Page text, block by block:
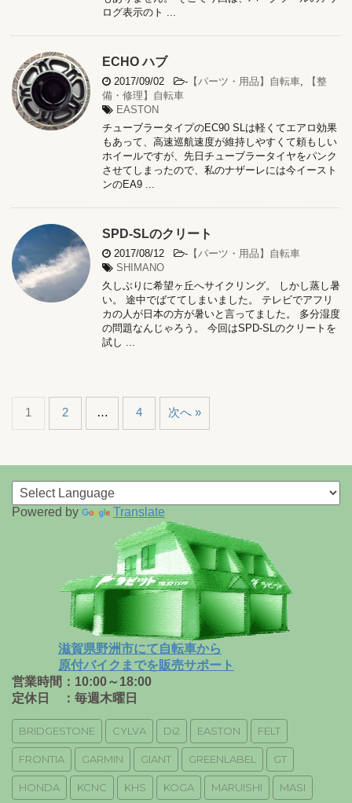
ログ表示のト ...
ECHO ハブ
2017/09/02 - 【パーツ・用品】自転車,
【整
備・修理】自転車
EASTON
チューブラータイプのEC90 SLは軽くてエアロ効果
もあって、高速巡航速度が維持しやすくて頼もしい
ホイールですが、先日チューブラータイヤをパンク
させてしまったので、私のナザーレには今イースト
ンのEA9 ...
SPD-SLのクリート
2017/08/12 - 【パーツ・用品】自転車
SHIMANO
久しぶりに希望ヶ丘へサイクリング。 しかし蒸し暑
い。 途中でばててしまいました。 テレビでアフリ
カの人が日本の方が暑いと言ってました。 多分湿度
の問題なんじゃろう。 今回はSPD-SLのクリートを
試し ...
1 2 … 4 次へ »
Powered by Translate
滋賀県野洲市にて自転車から
原付バイクまでを販売サポート
営業時間：10:00～18:00
定休日 ：毎週木曜日
BRIDGESTONE CYLVA Di2 EASTON FELT
FRONTIA GARMIN GIANT GREENLABEL GT
HONDA KCNC KHS KOGA MARUISHI MASI